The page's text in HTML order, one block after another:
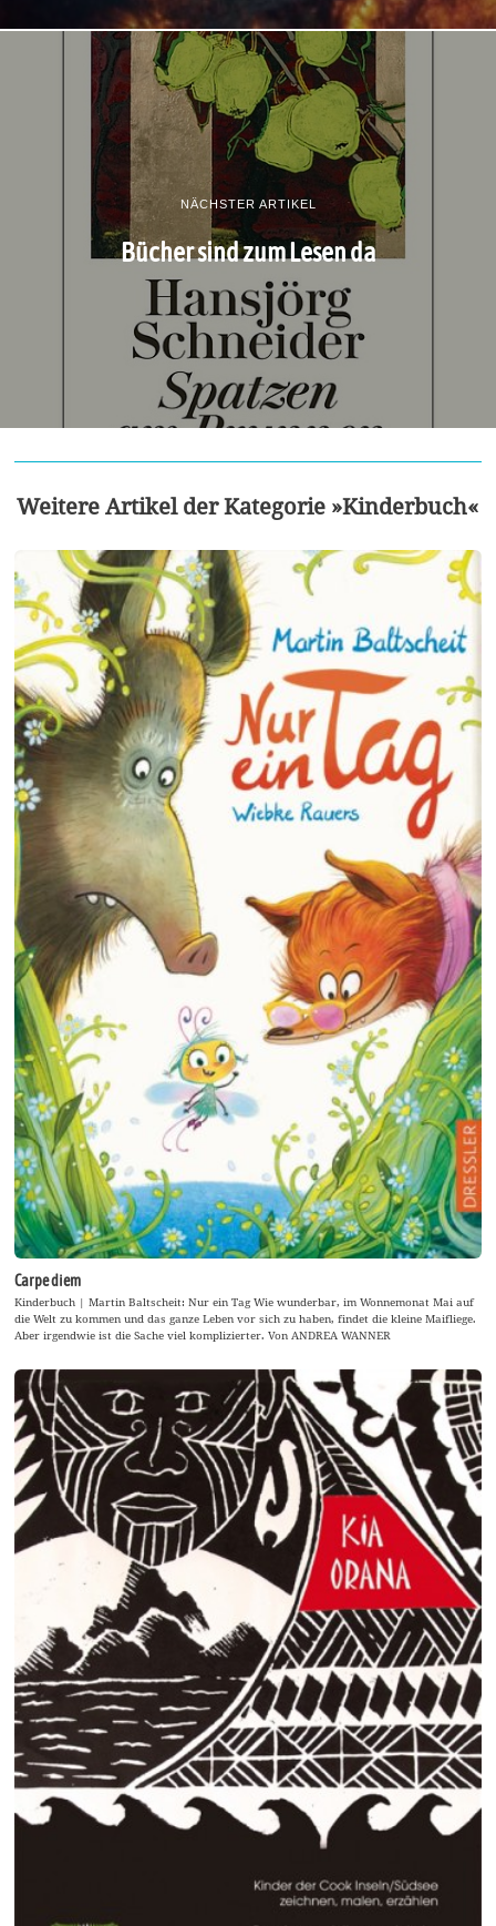
NÄCHSTER ARTIKEL
Bücher sind zum Lesen da
Weitere Artikel der Kategorie »Kinderbuch«
Carpe diem
Kinderbuch | Martin Baltscheit: Nur ein Tag Wie wunderbar, im Wonnemonat Mai auf
die Welt zu kommen und das ganze Leben vor sich zu haben, findet die kleine Maifliege.
Aber irgendwie ist die Sache viel komplizierter. Von ANDREA WANNER